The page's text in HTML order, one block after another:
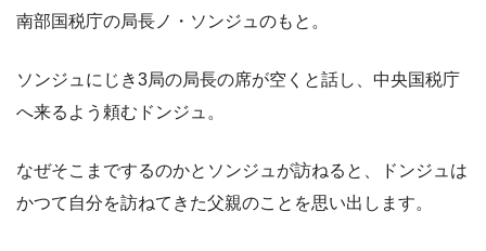
南部国税庁の局長ノ・ソンジュのもと。
ソンジュにじき3局の局長の席が空くと話し、中央国税庁
へ来るよう頼むドンジュ。
なぜそこまでするのかとソンジュが訪ねると、ドンジュは
かつて自分を訪ねてきた父親のことを思い出します。